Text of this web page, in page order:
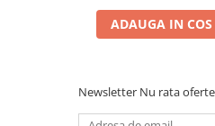
Caști & Microfoane
Caști Business
ADAUGA IN COS
Newsletter Nu rata